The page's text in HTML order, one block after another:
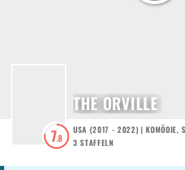
7.8
THE ORVILLE
USA (2017 - 2022) |KOMÖDIE,
3 STAFFELN